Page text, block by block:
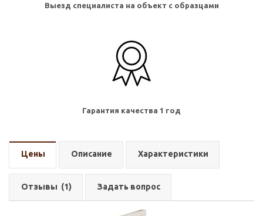
Выезд специалиста на объект с образцами
Гарантия качества 1 год
Цены Описание Характеристики
Отзывы (1) Задать вопрос